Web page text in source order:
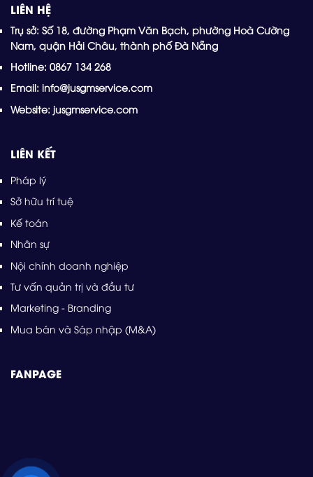
LIÊN HỆ
Trụ sở: Số 18, đường Phạm Văn Bạch, phường Hoà Cường
Nam, quận Hải Châu, thành phố Đà Nẵng
Hotline: 0867 134 268
Email: info@jusgmservice.com
Website: jusgmservice.com
LIÊN KẾT
Pháp lý
Sở hữu trí tuệ
Kế toán
Nhân sự
Nội chính doanh nghiệp
Tư vấn quản trị và đầu tư
Marketing - Branding
Mua bán và Sáp nhập (M&A)
FANPAGE